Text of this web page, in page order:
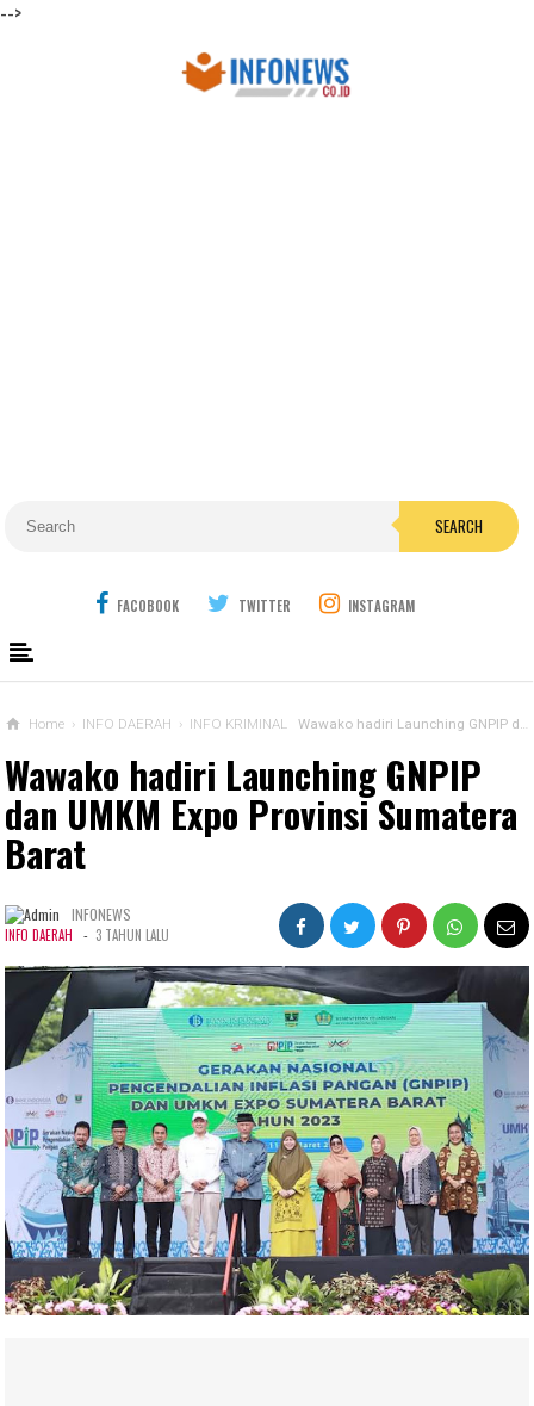
-->
SEARCH
FACOBOOK TWITTER INSTAGRAM
Home › INFO DAERAH › INFO KRIMINAL Wawako hadiri Launching GNPIP dan UMKM Expo Provinsi Sumatera Barat
Wawako hadiri Launching GNPIP
dan UMKM Expo Provinsi Sumatera
Barat
INFONEWS
INFO DAERAH - 3 TAHUN LALU